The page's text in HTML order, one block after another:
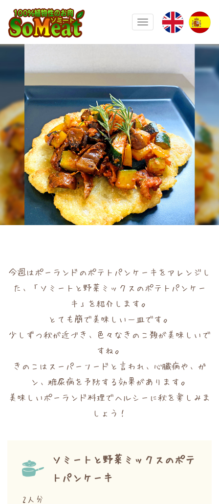
Toggle navigation
100%植物性の大豆ミート ソミ
今週はポーランドのポテトパンケーキをアレンジし
た、「ソミートと野菜ミックスのポテトパンケー
キ」を紹介します。
とても簡で美味しい一皿です。
少しずつ秋が近づき、色々なきのこ類が美味しいで
すね。
きのこはスーパーフードと言われ、心臓病や、ガ
ン、糖尿病を予防する効果があります。
美味しいポーランド料理でヘルシーに秋を楽しみま
しょう！
ソミートと野菜ミックスのポテ
トパンケーキ
2人分